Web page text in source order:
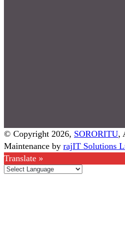
© Copyright 2026, SORORITU,
Maintenance by rajIT Solutions
Translate »